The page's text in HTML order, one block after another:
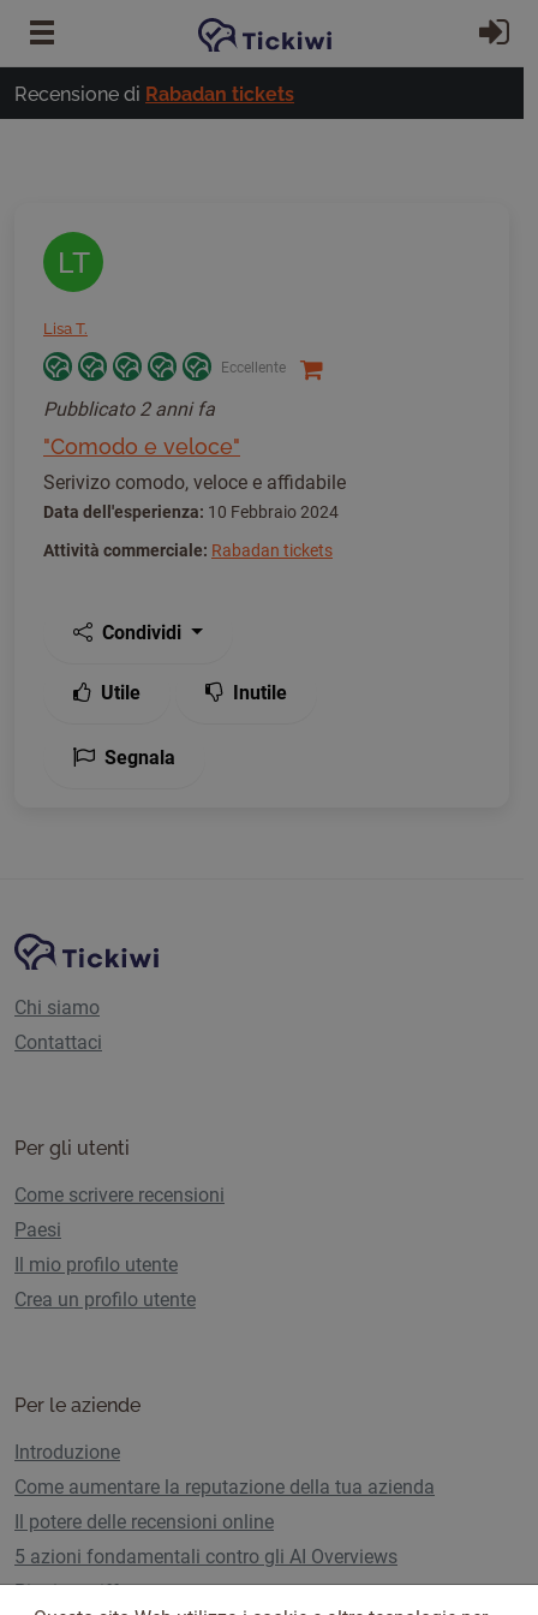
Vai al contenuto principale
Recensione di Rabadan tickets
LT
Lisa T.
Eccellente
Pubblicato 2 anni fa
"Comodo e veloce"
Serivizo comodo, veloce e affidabile
Data dell'esperienza: 10 Febbraio 2024
Attività commerciale: Rabadan tickets
Condividi
Utile Inutile
Segnala
Navigazione del sito
Piattaforma Tickiwi
Chi siamo
Contattaci
Per gli utenti
Come scrivere recensioni
Paesi
Il mio profilo utente
Crea un profilo utente
Per le aziende
Introduzione
Come aumentare la reputazione della tua azienda
Il potere delle recensioni online
5 azioni fondamentali contro gli AI Overviews
Piani e tariffe